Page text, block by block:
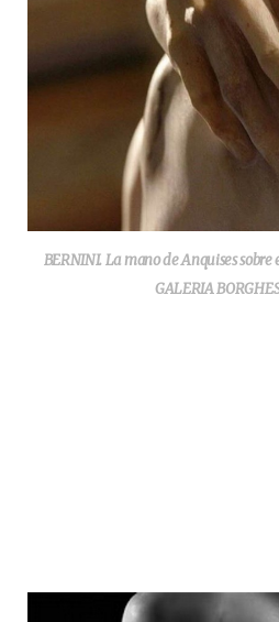
BERNINI. La mano de Anquises
GALERIA